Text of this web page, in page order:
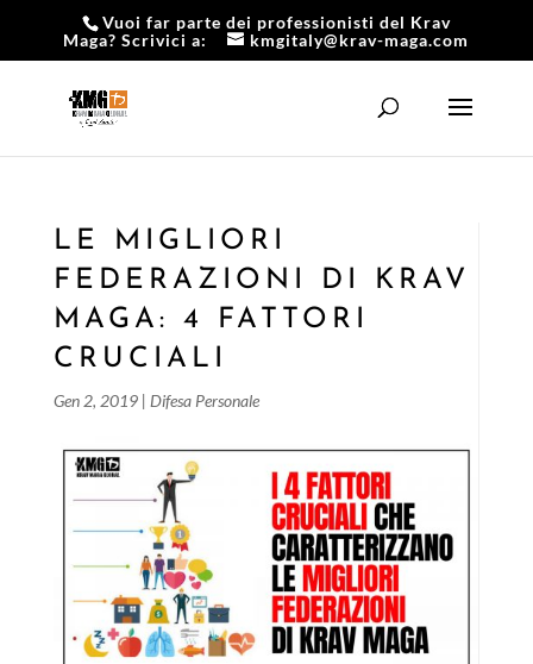
Vuoi far parte dei professionisti del Krav
Maga? Scrivici a:
kmgitaly@krav-maga.com
LE MIGLIORI
FEDERAZIONI DI KRAV
MAGA: 4 FATTORI
CRUCIALI
Gen 2, 2019| Difesa Personale